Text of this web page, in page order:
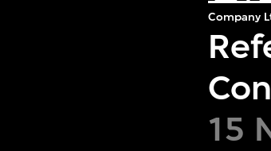
Company
15